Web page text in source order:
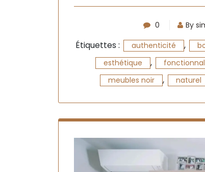
0 By
Étiquettes : authenticité ,
esthétique ,
meubles noir , naturel